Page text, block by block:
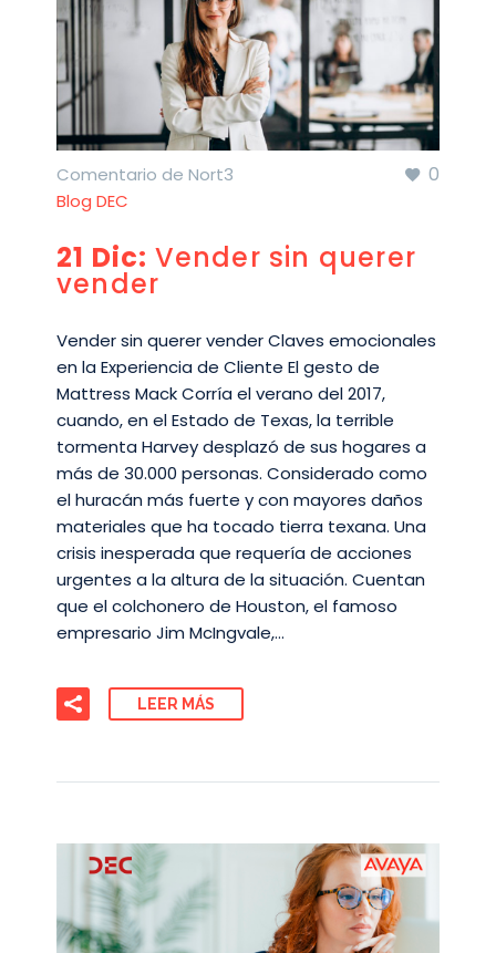
0
Comentario de Nort3
Blog DEC
21 Dic: Vender sin querer
vender
Vender sin querer vender Claves emocionales
en la Experiencia de Cliente El gesto de
Mattress Mack Corría el verano del 2017,
cuando, en el Estado de Texas, la terrible
tormenta Harvey desplazó de sus hogares a
más de 30.000 personas. Considerado como
el huracán más fuerte y con mayores daños
materiales que ha tocado tierra texana. Una
crisis inesperada que requería de acciones
urgentes a la altura de la situación. Cuentan
que el colchonero de Houston, el famoso
empresario Jim McIngvale,…
LEER MÁS